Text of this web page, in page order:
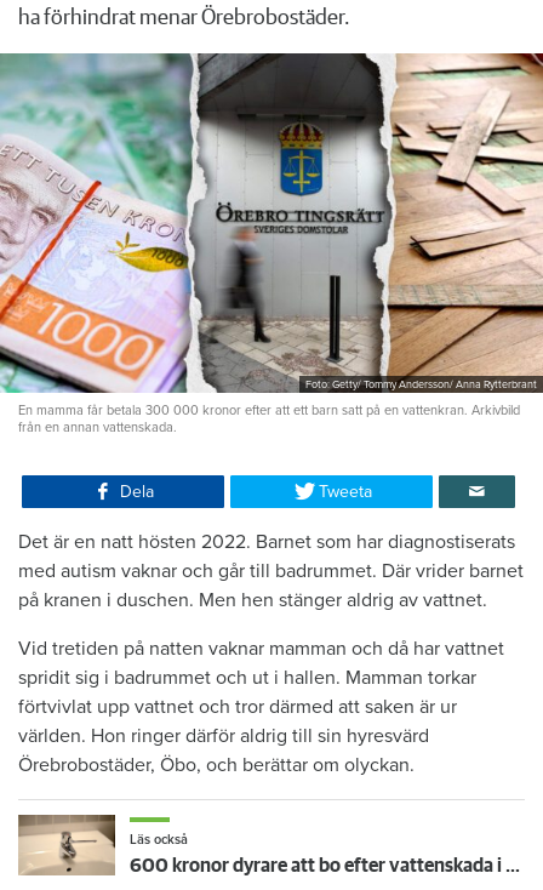
ha förhindrat menar Örebrobostäder.
Foto: Getty/ Tommy Andersson/ Anna Rytterbrant
En mamma får betala 300 000 kronor efter att ett barn satt på en vattenkran. Arkivbild
från en annan vattenskada.
Dela Tweeta
Det är en natt hösten 2022. Barnet som har diagnostiserats
med autism vaknar och går till badrummet. Där vrider barnet
på kranen i duschen. Men hen stänger aldrig av vattnet.
Vid tretiden på natten vaknar mamman och då har vattnet
spridit sig i badrummet och ut i hallen. Mamman torkar
förtvivlat upp vattnet och tror därmed att saken är ur
världen. Hon ringer därför aldrig till sin hyresvärd
Örebrobostäder, Öbo, och berättar om olyckan.
Läs också
600 kronor dyrare att bo efter vattenskada i Varberg